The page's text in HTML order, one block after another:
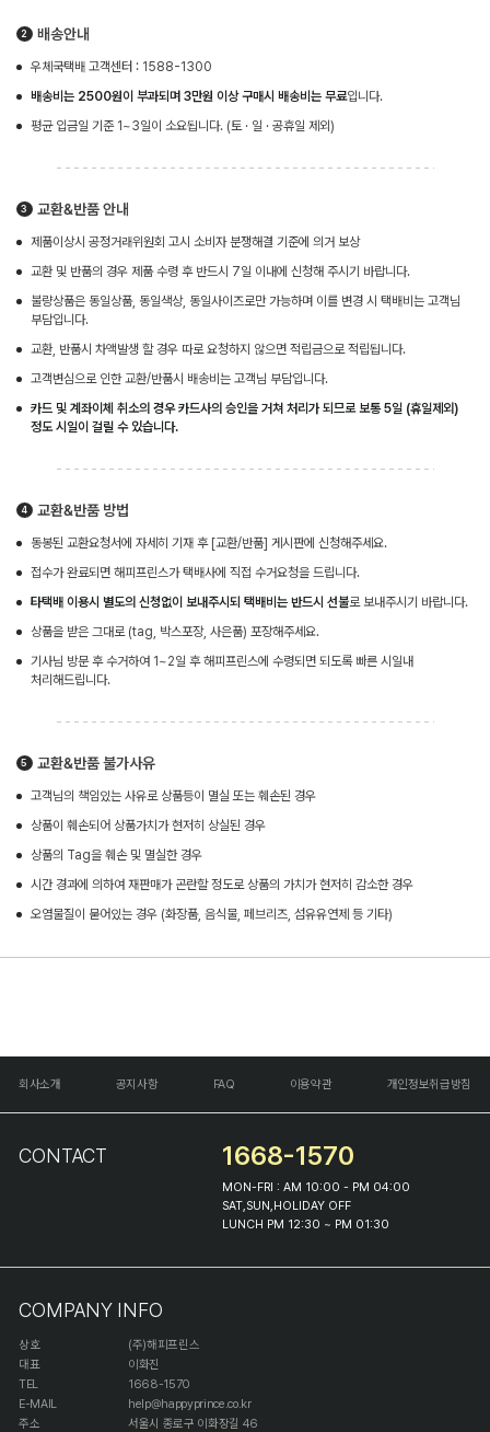
배송안내
우체국택배 고객센터 : 1588-1300
배송비는 2500원이 부과되며 3만원 이상 구매시 배송비는 무료입니다.
평균 입금일 기준 1~3일이 소요됩니다. (토 · 일 · 공휴일 제외)
교환&반품 안내
제품이상시 공정거래위원회 고시 소비자 분쟁해결 기준에 의거 보상
교환 및 반품의 경우 제품 수령 후 반드시 7일 이내에 신청해 주시기 바랍니다.
불량상품은 동일상품, 동일색상, 동일사이즈로만 가능하며 이를 변경 시 택배비는 고객님
부담입니다.
교환, 반품시 차액발생 할 경우 따로 요청하지 않으면 적립금으로 적립됩니다.
고객변심으로 인한 교환/반품시 배송비는 고객님 부담입니다.
카드 및 계좌이체 취소의 경우 카드사의 승인을 거쳐 처리가 되므로 보통 5일 (휴일제외)
정도 시일이 걸릴 수 있습니다.
교환&반품 방법
동봉된 교환요청서에 자세히 기재 후 [교환/반품] 게시판에 신청해주세요.
접수가 완료되면 해피프린스가 택배사에 직접 수거요청을 드립니다.
타택배 이용시 별도의 신청없이 보내주시되 택배비는 반드시 선불로 보내주시기 바랍니다.
상품을 받은 그대로 (tag, 박스포장, 사은품) 포장해주세요.
기사님 방문 후 수거하여 1~2일 후 해피프린스에 수령되면 되도록 빠른 시일내
처리해드립니다.
교환&반품 불가사유
고객님의 책임있는 사유로 상품등이 멸실 또는 훼손된 경우
상품이 훼손되어 상품가치가 현저히 상실된 경우
상품의 Tag을 훼손 및 멸실한 경우
시간 경과에 의하여 재판매가 곤란할 정도로 상품의 가치가 현저히 감소한 경우
오염물질이 묻어있는 경우 (화장품, 음식물, 페브리즈, 섬유유연제 등 기타)
회사소개 공지사항 FAQ 이용약관 개인정보취급방침
CONTACT 1668-1570
MON-FRI : AM 10:00 - PM 04:00
SAT,SUN,HOLIDAY OFF
LUNCH PM 12:30 ~ PM 01:30
COMPANY INFO
상호
(주)해피프린스
대표
이화진
TEL
1668-1570
E-MAIL
help@happyprince.co.kr
주소
서울시 종로구 이화장길 46